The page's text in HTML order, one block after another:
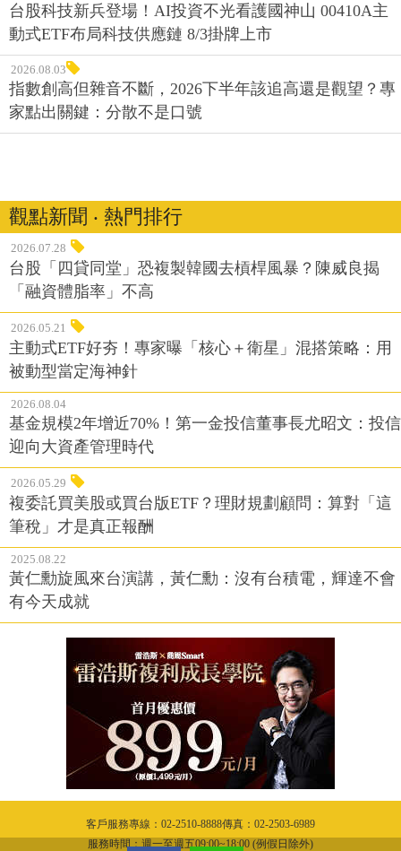
台股科技新兵登場！AI投資不光看護國神山 00410A主
動式ETF布局科技供應鏈 8/3掛牌上市
2026.08.03
指數創高但雜音不斷，2026下半年該追高還是觀望？專
家點出關鍵：分散不是口號
觀點新聞 ‧ 熱門排行
2026.07.28
台股「四貸同堂」恐複製韓國去槓桿風暴？陳威良揭
「融資體脂率」不高
2026.05.21
主動式ETF好夯！專家曝「核心＋衛星」混搭策略：用
被動型當定海神針
2026.08.04
基金規模2年增近70%！第一金投信董事長尤昭文：投信
迎向大資產管理時代
2026.05.29
複委託買美股或買台版ETF？理財規劃顧問：算對「這
筆稅」才是真正報酬
2025.08.22
黃仁勳旋風來台演講，黃仁勳：沒有台積電，輝達不會
有今天成就
客戶服務專線：02-2510-8888傳真：02-2503-6989
服務時間：週一至週五09:00~18:00 (例假日除外)